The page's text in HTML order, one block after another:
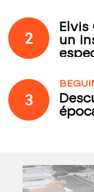
2
Elvis
un
3